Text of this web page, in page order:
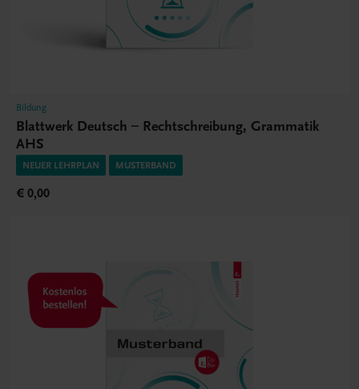
Bildung
Blattwerk Deutsch – Rechtschreibung, Grammatik
AHS
NEUER LEHRPLAN MUSTERBAND
€ 0,00